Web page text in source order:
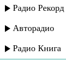
Радио Рекорд
Авторадио
Радио Книга
Тавус
Тавус